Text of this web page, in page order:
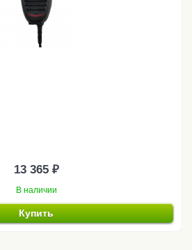
13 365 ₽
В наличии
Купить